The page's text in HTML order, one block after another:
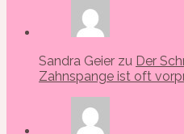
Sandra Geier zu Der
Zahnspange ist oft